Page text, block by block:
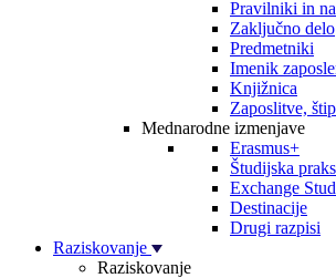
Pravilniki in
Zaključno delo
Predmetniki
Imenik
Knjižnica
Zaposlitve,
Mednarodne izmenjave
Erasmus+
Študijska
Exchange
Destinacije
Drugi razpisi
Raziskovanje
Raziskovanje